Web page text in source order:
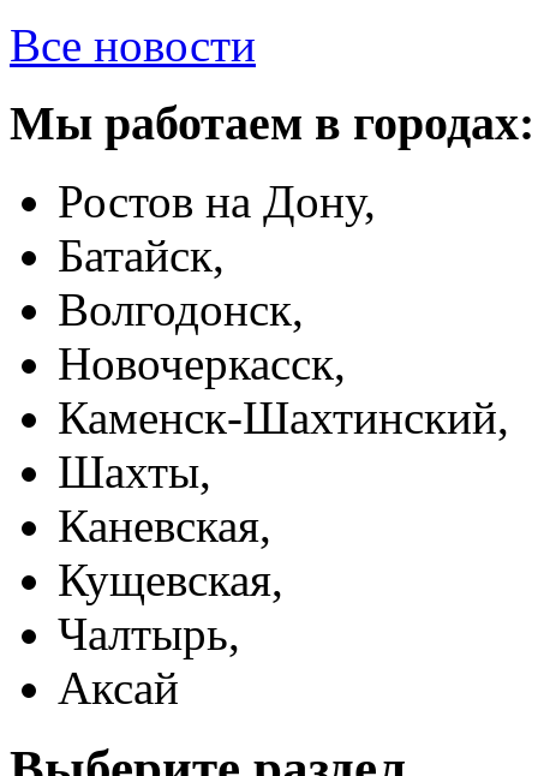
Все новости
Мы работаем в городах:
Ростов на Дону,
Батайск,
Волгодонск,
Новочеркасск,
Каменск-Шахтинский,
Шахты,
Каневская,
Кущевская,
Чалтырь,
Аксай